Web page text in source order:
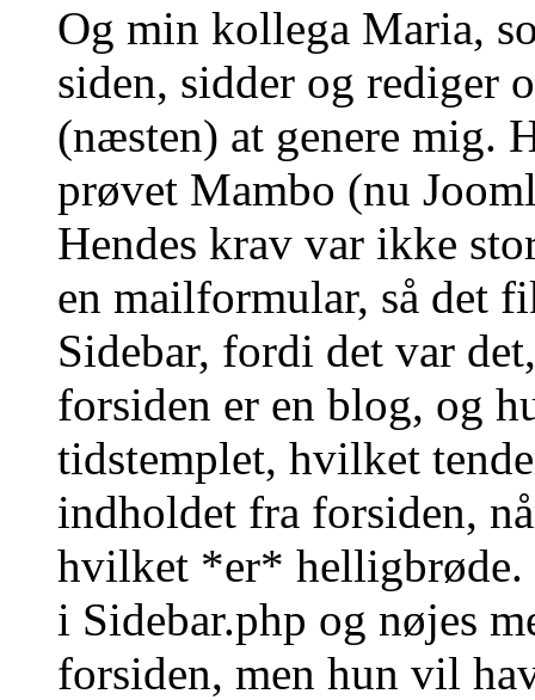
Og min kollega Maria,
siden, sidder og rediger
(næsten) at genere mig.
prøvet Mambo (nu
Hendes krav var ikke
en mailformular, så det
Sidebar, fordi det var
forsiden er en blog, og
tidstemplet, hvilket
indholdet fra forsiden,
hvilket *er*
i Sidebar.php og nøjes
forsiden, men hun vil